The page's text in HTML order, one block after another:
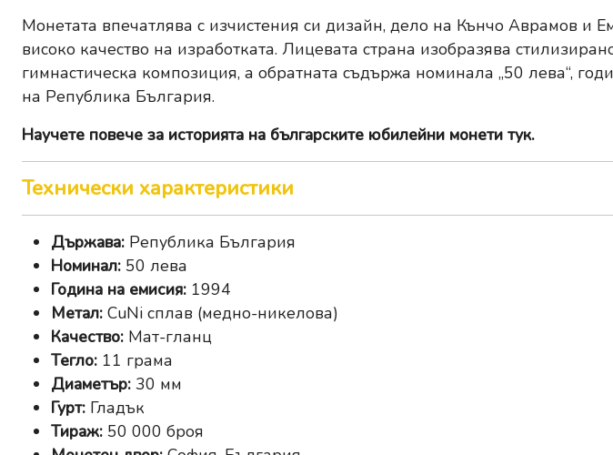
Монетата впечатлява с изчистения си дизайн, дело на Кънчо Аврамов и
високо качество на изработката. Лицевата страна изобразява
гимнастическа композиция, а обратната съдържа номинала „50 лева“,
на Република България.
Научете повече за историята на българските юбилейни монети тук.
Технически характеристики
Държава: Република България
Номинал: 50 лева
Година на емисия: 1994
Метал: CuNi сплав (медно-никелова)
Качество: Мат-гланц
Тегло: 11 грама
Диаметър: 30 мм
Гурт: Гладък
Тираж: 50 000 броя